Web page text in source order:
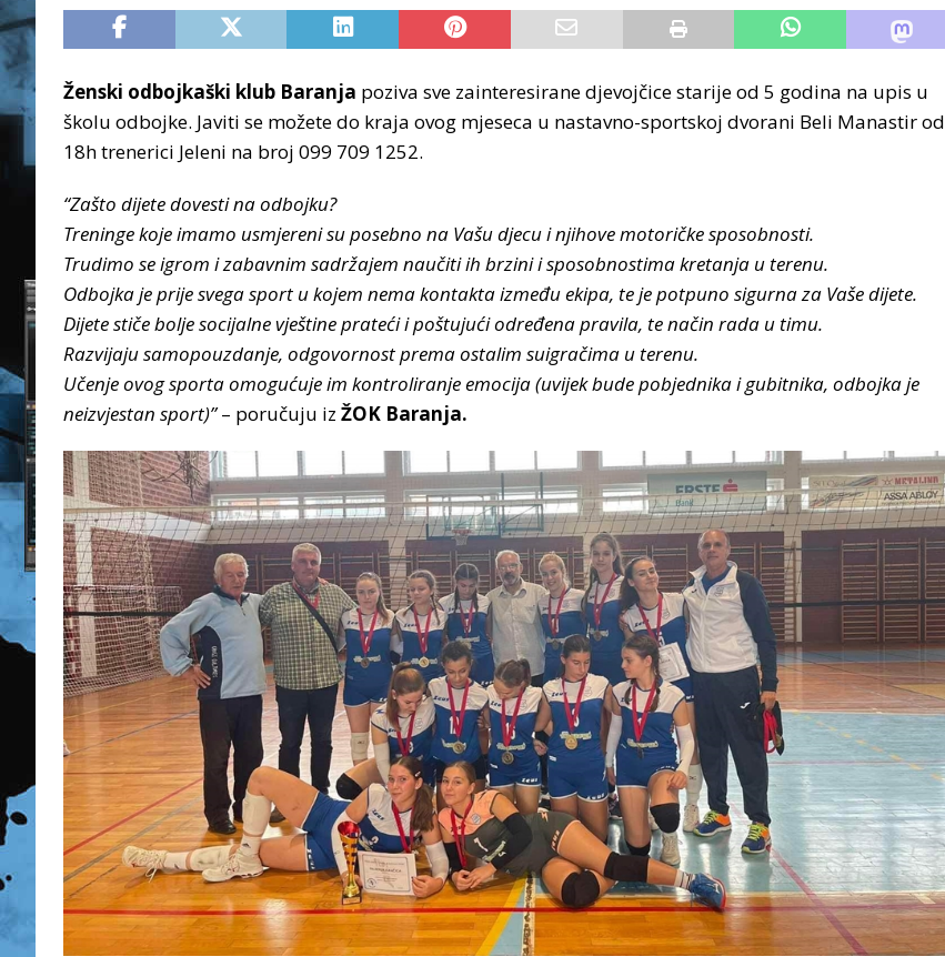
Ženski odbojkaški klub Baranja poziva sve zainteresirane djevojčice starije od 5 godina na upis u
školu odbojke. Javiti se možete do kraja ovog mjeseca u nastavno-sportskoj dvorani Beli Manastir od
18h trenerici Jeleni na broj 099 709 1252.
“Zašto dijete dovesti na odbojku?
Treninge koje imamo usmjereni su posebno na Vašu djecu i njihove motoričke sposobnosti.
Trudimo se igrom i zabavnim sadržajem naučiti ih brzini i sposobnostima kretanja u terenu.
Odbojka je prije svega sport u kojem nema kontakta između ekipa, te je potpuno sigurna za Vaše dijete.
Dijete stiče bolje socijalne vještine prateći i poštujući određena pravila, te način rada u timu.
Razvijaju samopouzdanje, odgovornost prema ostalim suigračima u terenu.
Učenje ovog sporta omogućuje im kontroliranje emocija (uvijek bude pobjednika i gubitnika, odbojka je
neizvjestan sport)”– poručuju iz ŽOK Baranja.